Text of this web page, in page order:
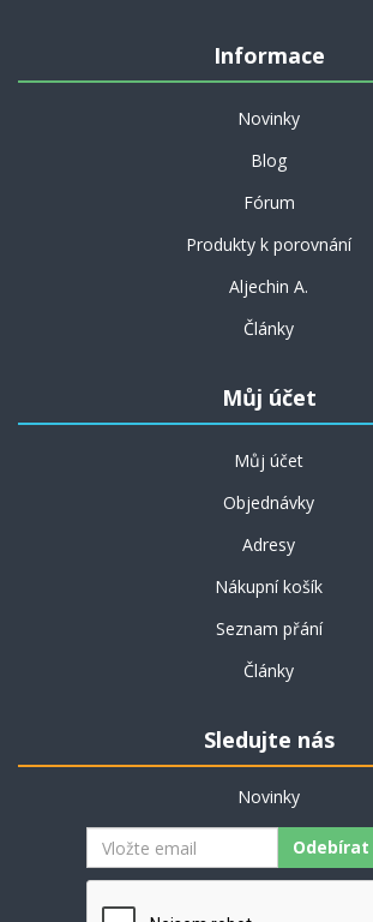
Informace
Novinky
Blog
Fórum
Produkty k porovnání
Aljechin A.
Články
Můj účet
Můj účet
Objednávky
Adresy
Nákupní košík
Seznam přání
Články
Sledujte nás
Novinky
Odebírat